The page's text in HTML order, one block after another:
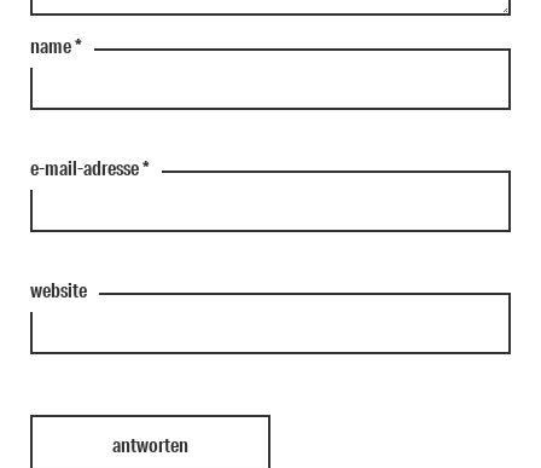
name*
e-mail-adresse*
website